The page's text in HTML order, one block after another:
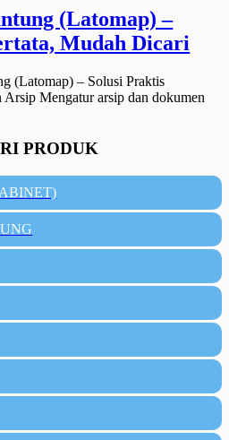
(Latomap) –
Mudah Dicari
(Latomap) – Solusi Praktis
Arsip Mengatur arsip dan dokumen
PRODUK